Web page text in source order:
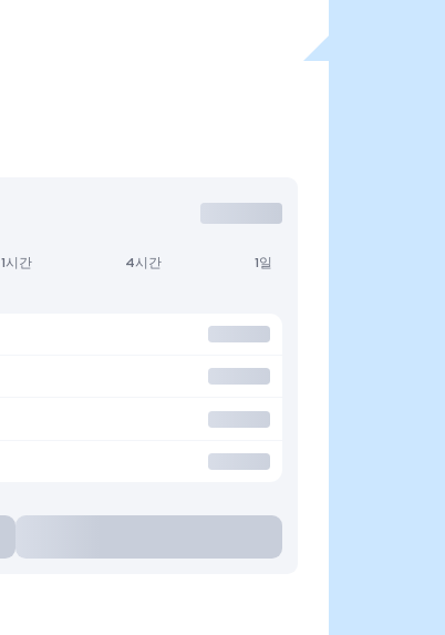
1시간 4시간 1일